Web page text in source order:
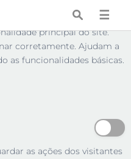
principal do site.
corretamente. Ajudam a
as funcionalidades básicas.
as ações dos visitantes
☰